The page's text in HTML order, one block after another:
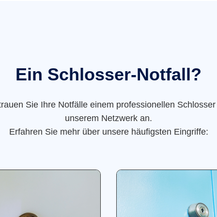
Ein Schlosser-Notfall?
Sie Ihre Notfälle einem professionellen
unserem Netzwerk an.
Erfahren Sie mehr über unsere häufigsten Eingriffe: